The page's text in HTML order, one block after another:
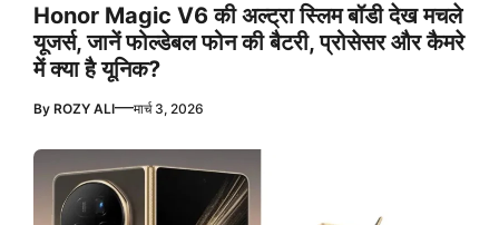
Honor Magic V6 की अल्ट्रा स्लिम बॉडी देख मचले
यूजर्स, जानें फोल्डेबल फोन की बैटरी, प्रोसेसर और कैमरे
में क्या है यूनिक?
By ROZY ALI—मार्च 3, 2026